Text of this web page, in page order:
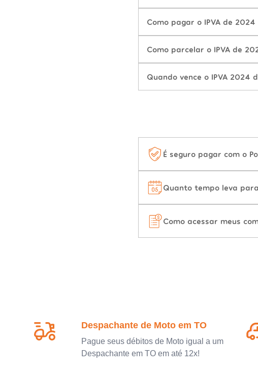
Como pagar o IPVA de
Como parcelar o IPVA de
Quando vence o IPVA 2024
É seguro pagar com o
Quanto tempo leva
Como acessar meus
Despachante de Moto em TO
Pague seus débitos de Moto igual a um
Despachante em TO em até 12x!